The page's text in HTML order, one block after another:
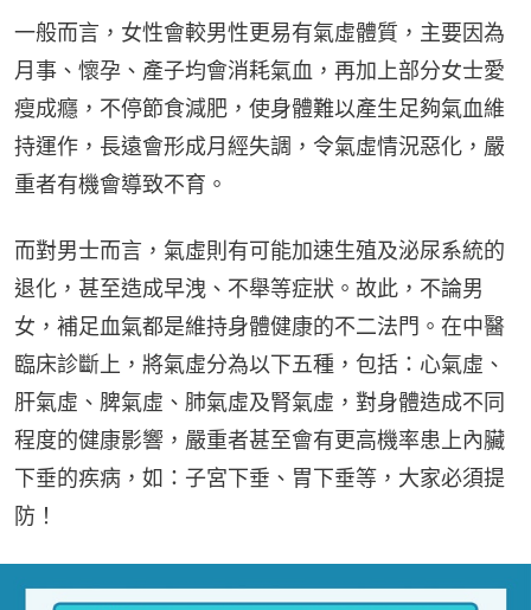
一般而言，女性會較男性更易有氣虛體質，主要因為
月事、懷孕、產子均會消耗氣血，再加上部分女士愛
瘦成癮，不停節食減肥，使身體難以產生足夠氣血維
持運作，長遠會形成月經失調，令氣虛情況惡化，嚴
重者有機會導致不育。
而對男士而言，氣虛則有可能加速生殖及泌尿系統的
退化，甚至造成早洩、不舉等症狀。故此，不論男
女，補足血氣都是維持身體健康的不二法門。在中醫
臨床診斷上，將氣虛分為以下五種，包括：心氣虛、
肝氣虛、脾氣虛、肺氣虛及腎氣虛，對身體造成不同
程度的健康影響，嚴重者甚至會有更高機率患上內臟
下垂的疾病，如：子宮下垂、胃下垂等，大家必須提
防！